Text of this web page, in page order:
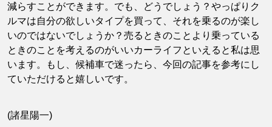
減らすことができます。でも、どうでしょう？やっぱりク
ルマは自分の欲しいタイプを買って、それを乗るのが楽し
いのではないでしょうか？売るときのことより乗っている
ときのことを考えるのがいいカーライフといえると私は思
います。もし、候補車で迷ったら、今回の記事を参考にし
ていただけると嬉しいです。
(諸星陽一)